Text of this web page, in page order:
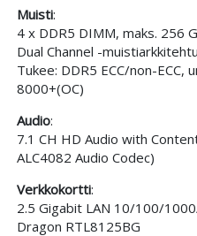
Muisti:
4 x DDR5 DIMM, maks. 256
Dual Channel -
Tukee: DDR5 ECC/non-
8000+(OC)
Audio:
7.1 CH HD Audio with
ALC4082 Audio Codec)
Verkkokortti:
2.5 Gigabit LAN 10/100/
Dragon RTL8125BG